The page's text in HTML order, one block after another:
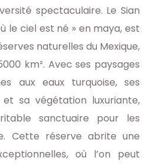
spectaculaire. Le Sian
le ciel est né » en maya, est
naturelles du Mexique,
km². Avec ses paysages
aux eaux turquoise, ses
sa végétation luxuriante,
sanctuaire pour les
Cette réserve abrite une
où l’on peut